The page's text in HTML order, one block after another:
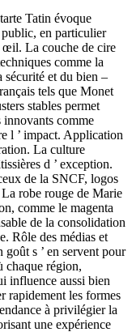
Tatin évoque
en particulier
œil. La couche de cire
comme la
sécurité et du bien –
tels que Monet
stables permet
innovants comme
l ’ impact. Application
La culture
d ’ exception.
de la SNCF, logos
robe rouge de Marie
comme le magenta
de la consolidation
Rôle des médias et
s ’ en servent pour
chaque région,
influence aussi bien
rapidement les formes
à privilégier la
une expérience